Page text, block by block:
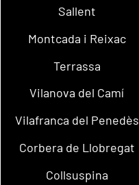
Sallent
Montcada i Reixac
Terrassa
Vilanova del Camí
Vilafranca del Penedès
Corbera de Llobregat
Collsuspina